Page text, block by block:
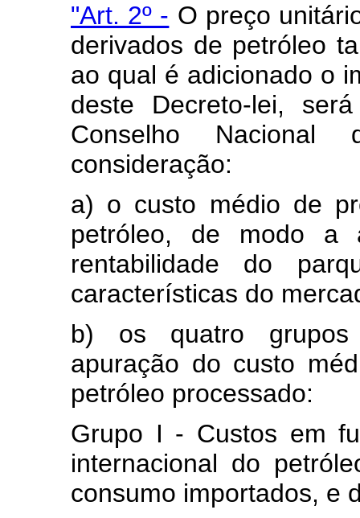
"Art. 2º - O preço
derivados de petróleo
ao qual é adicionado o
deste Decreto-lei,
Conselho
consideração:
a) o custo médio de
petróleo, de modo a
rentabilidade do
características do
b) os quatro grupos
apuração do custo
petróleo processado:
Grupo I - Custos em
internacional do
consumo importados, e